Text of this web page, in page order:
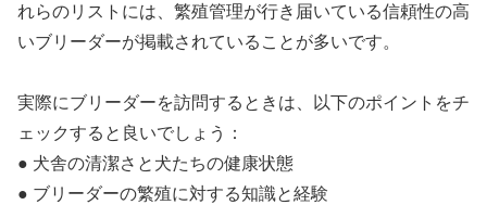
れらのリストには、繁殖管理が行き届いている信頼性の高
いブリーダーが掲載されていることが多いです。
実際にブリーダーを訪問するときは、以下のポイントをチ
ェックすると良いでしょう：
● 犬舎の清潔さと犬たちの健康状態
● ブリーダーの繁殖に対する知識と経験